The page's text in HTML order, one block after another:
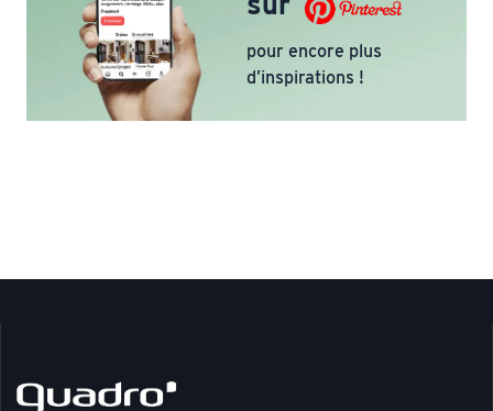
pour encore plus
d’inspirations !